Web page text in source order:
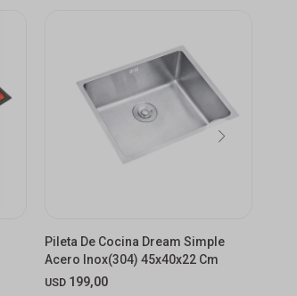
Pileta De Cocina Dream Simple
Acero Inox(304) 45x40x22 Cm
USD 199,00